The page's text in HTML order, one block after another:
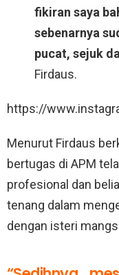
fikiran saya
sebenarnya
pucat, sejuk
Firdaus.
https://
Menurut Firdaus
bertugas di APM
profesional dan
tenang dalam
dengan isteri